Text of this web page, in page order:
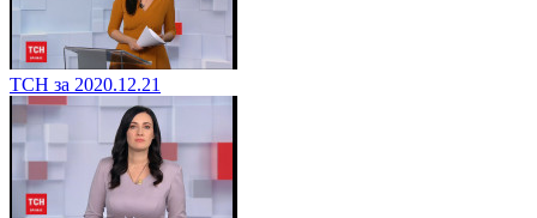
ТСН за 2020.12.21